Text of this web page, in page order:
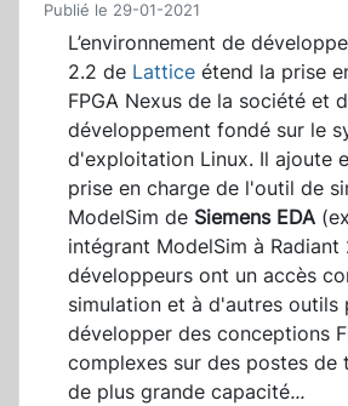
Publié le 29-01-2021
L’environnement de
2.2 de Lattice étend la prise
FPGA Nexus de la société et
développement fondé sur le
d'exploitation Linux. Il ajoute
prise en charge de l'outil de
ModelSim de Siemens EDA
intégrant ModelSim à Radiant
développeurs ont un accès
simulation et à d'autres outils
développer des conceptions
complexes sur des postes de
de plus grande capacité...